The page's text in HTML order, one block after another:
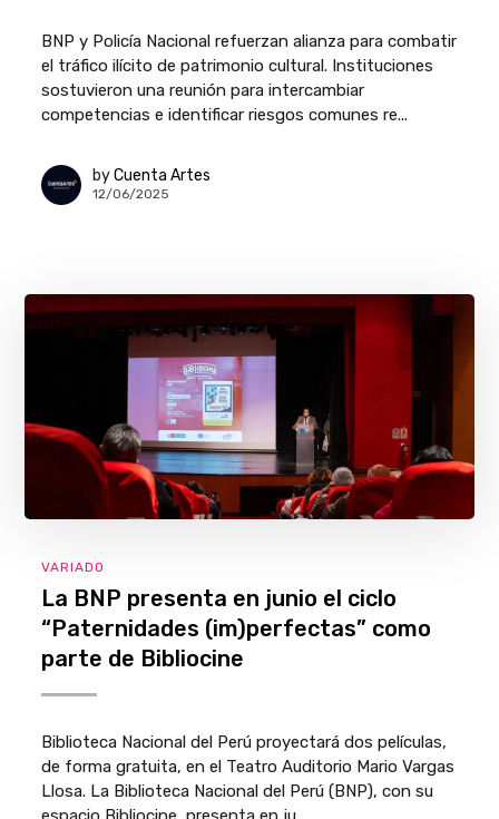
BNP y Policía Nacional refuerzan alianza para combatir
el tráfico ilícito de patrimonio cultural. Instituciones
sostuvieron una reunión para intercambiar
competencias e identificar riesgos comunes re...
by Cuenta Artes
12/06/2025
VARIADO
La BNP presenta en junio el ciclo
“Paternidades (im)perfectas” como
parte de Bibliocine
Biblioteca Nacional del Perú proyectará dos películas,
de forma gratuita, en el Teatro Auditorio Mario Vargas
Llosa. La Biblioteca Nacional del Perú (BNP), con su